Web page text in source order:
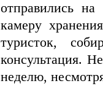
отправились
камеру
туристок,
консультация.
неделю,